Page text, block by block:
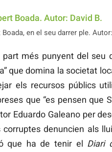
en el seu darrer ple.
més punyent del seu
que domina la societat
els recursos públics
que “es pensen que
Eduardo Galeano per
corruptes denuncien als
que ha de tenir el Diari